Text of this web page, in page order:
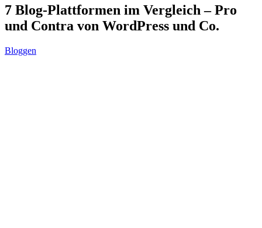
7 Blog-Plattformen im Vergleich – Pro
und Contra von WordPress und Co.
Bloggen